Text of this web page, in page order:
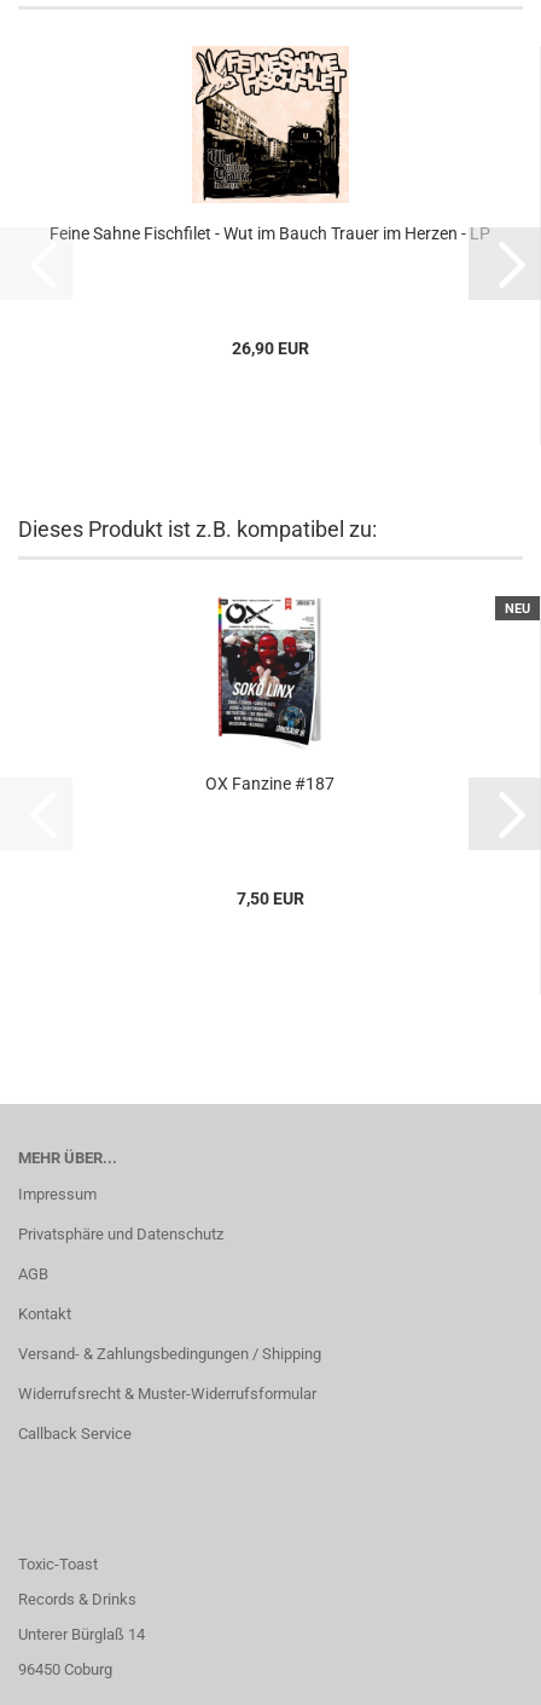
Feine Sahne Fischfilet - Wut im Bauch Trauer im Herzen - LP
26,90 EUR
Dieses Produkt ist z.B. kompatibel zu:
NEU
OX Fanzine #187
7,50 EUR
MEHR ÜBER...
Impressum
Privatsphäre und Datenschutz
AGB
Kontakt
Versand- & Zahlungsbedingungen / Shipping
Widerrufsrecht & Muster-Widerrufsformular
Callback Service
Toxic-Toast
Records & Drinks
Unterer Bürglaß 14
96450 Coburg